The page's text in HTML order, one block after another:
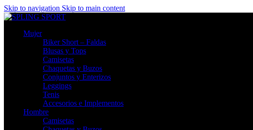
Skip to navigation Skip to main content
Mujer
Biker Short – Faldas
Blusas y Tops
Camisetas
Chaquetas y Buzos
Conjuntos y Enterizos
Leggings
Tenis
Accesorios e Implementos
Hombre
Camisetas